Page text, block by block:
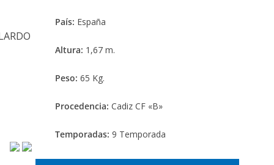
País: España
Altura: 1,67 m.
Peso: 65 Kg.
Procedencia: Cadiz CF «B»
Temporadas: 9 Temporada